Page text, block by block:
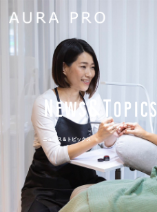
News&Topics
ニュース＆トピックス